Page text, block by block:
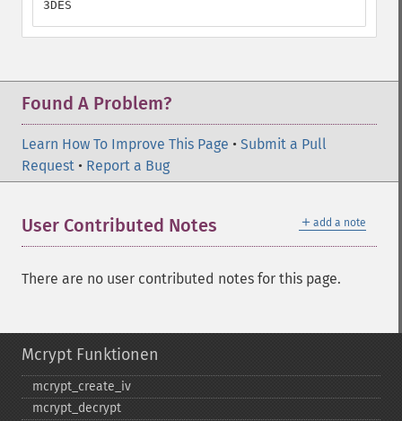
3DES
Found A Problem?
Learn How To Improve This Page • Submit a Pull
Request • Report a Bug
＋ add a note
User Contributed Notes
There are no user contributed notes for this page.
Mcrypt Funktionen
mcrypt_​create_​iv
mcrypt_​decrypt